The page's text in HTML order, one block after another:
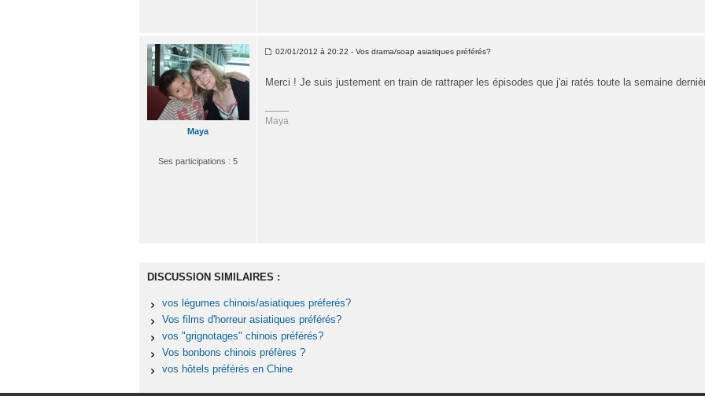
Maya
Ses participations : 5
02/01/2012 à 20:22 - Vos drama/soap asiatiques préférés?
Merci ! Je suis justement en train de rattraper les épisodes que j'ai ratés toute la semaine
Maya
DISCUSSION SIMILAIRES :
vos légumes chinois/asiatiques préferés?
Vos films d'horreur asiatiques préférés?
vos "grignotages" chinois préférés?
Vos bonbons chinois préfères ?
vos hôtels préférés en Chine